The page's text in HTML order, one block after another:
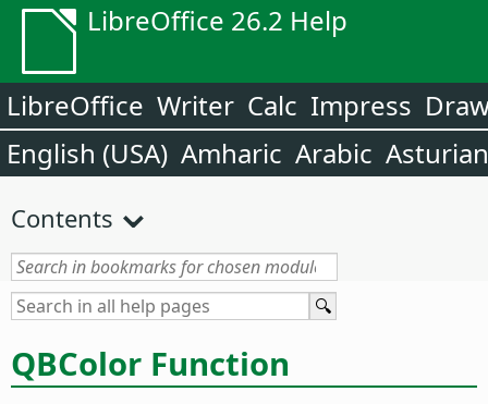
LibreOffice 26.2 Help
LibreOffice Writer Calc Impress
English (USA) Amharic Arabic Asturian
Contents
QBColor Function